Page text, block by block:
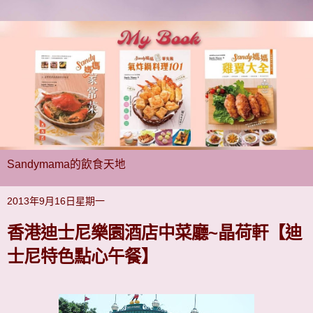
Sandymama的飲食天地
2013年9月16日星期一
香港迪士尼樂園酒店中菜廳~晶荷軒【迪
士尼特色點心午餐】